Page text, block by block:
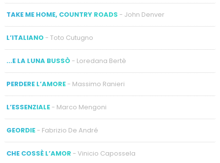
TAKE ME HOME, COUNTRY ROADS - John Denver
L’ITALIANO- Toto Cutugno
...E LA LUNA BUSSÒ- Loredana Bertè
PERDERE L’AMORE- Massimo Ranieri
L’ESSENZIALE- Marco Mengoni
GEORDIE- Fabrizio De André
CHE COSSÈ L’AMOR - Vinicio Capossela